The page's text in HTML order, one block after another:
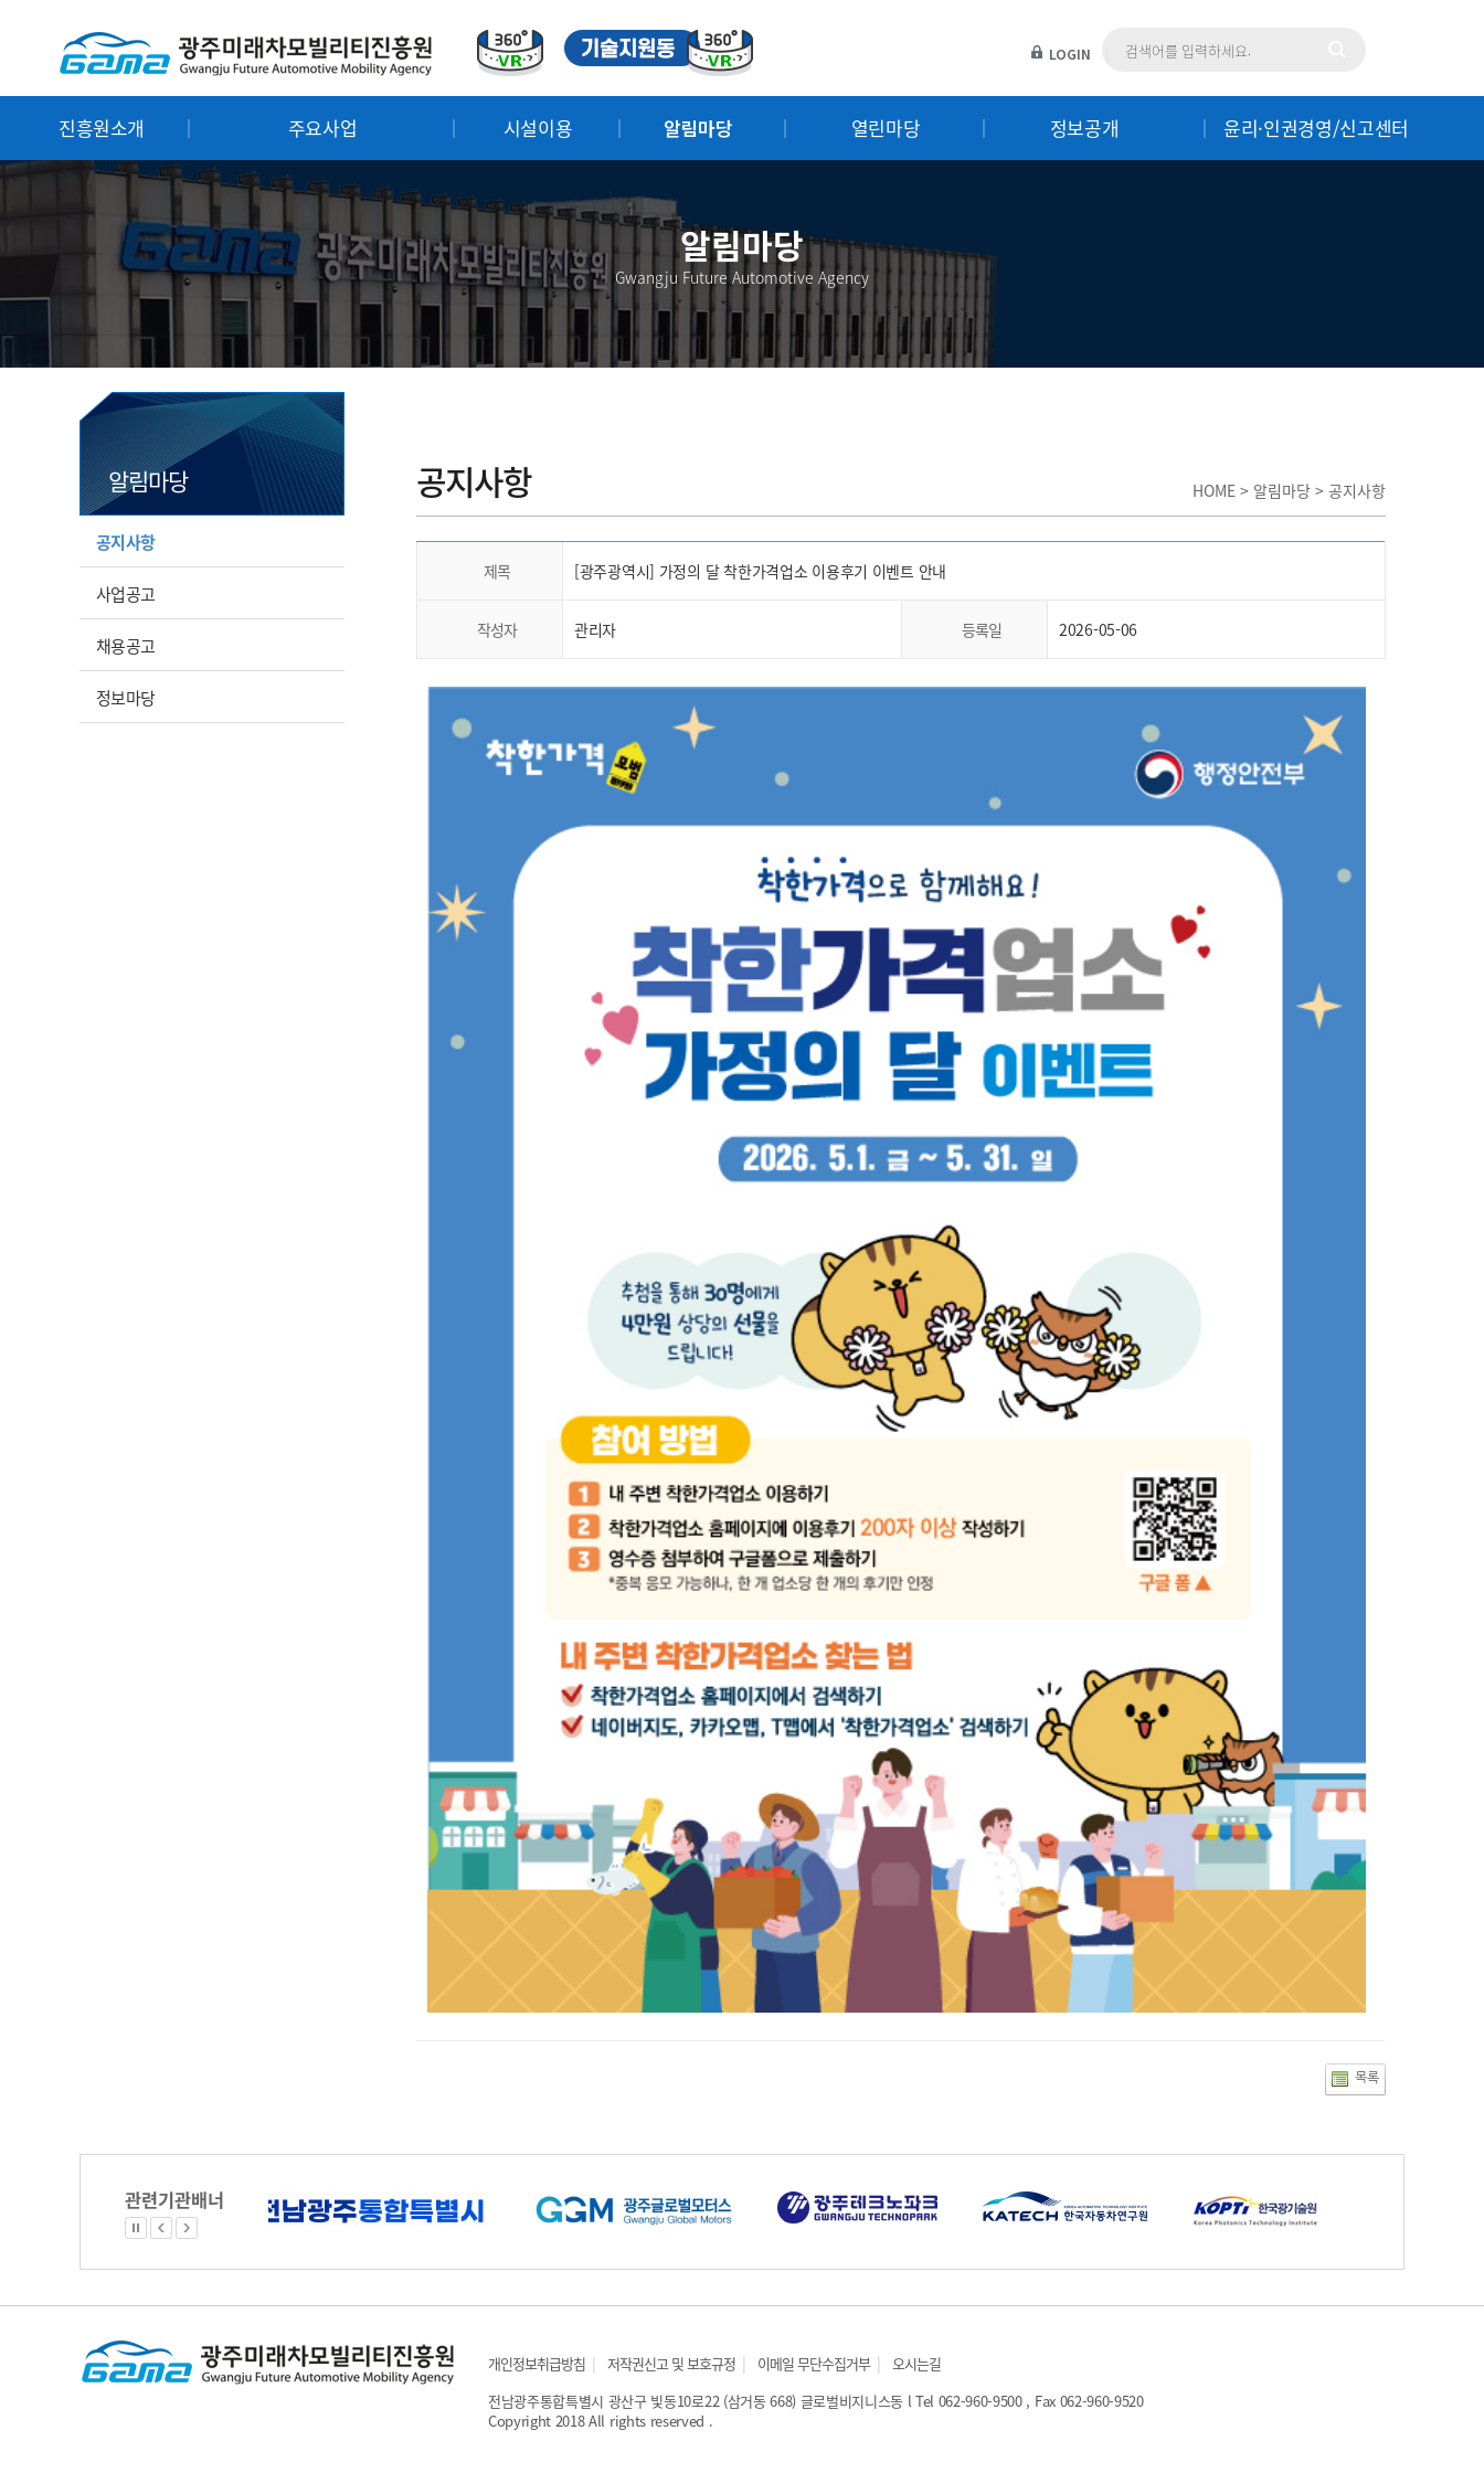
LOGIN
진흥원소개 주요사업 시설이용 알림마당 열린마당 정보공개 윤리·인권경영/신고센터
알림마당
Gwangju Future Automotive Agency
알림마당
공지사항
사업공고
채용공고
정보마당
HOME > 알림마당 > 공지사항
공지사항
제목 [광주광역시] 가정의 달 착한가격업소 이용후기 이벤트 안내
작성자 관리자 등록일 2026-05-06
목록
관련기관배너
개인정보취급방침 | 저작권신고 및 보호규정 | 이메일 무단수집거부 |
오시는길
전남광주통합특별시 광산구 빛동10로22 (삼거동 668) 글로벌비지니스동 l Tel 062-960-9500 , Fax 062-960-9520
Copyright 2018 All rights reserved .